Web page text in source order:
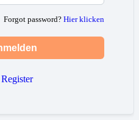
Forgot password? Hier klicken
Register